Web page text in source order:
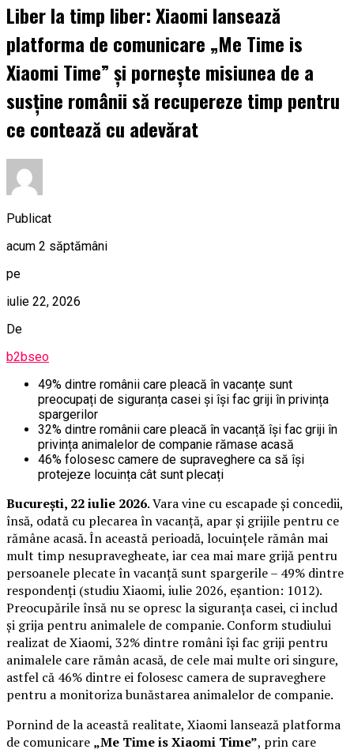
Liber la timp liber: Xiaomi lansează
platforma de comunicare „Me Time is
Xiaomi Time” și pornește misiunea de a
susține românii să recupereze timp pentru
ce contează cu adevărat
Publicat
acum 2 săptămâni
pe
iulie 22, 2026
De
b2bseo
49% dintre românii care pleacă în vacanțe sunt
preocupați de siguranța casei și își fac griji în privința
spargerilor
32% dintre românii care pleacă în vacanță își fac griji în
privința animalelor de companie rămase acasă
46% folosesc camere de supraveghere ca să își
protejeze locuința cât sunt plecați
București, 22 iulie 2026. Vara vine cu escapade și concedii,
însă, odată cu plecarea în vacanță, apar și grijile pentru ce
rămâne acasă. În această perioadă, locuințele rămân mai
mult timp nesupravegheate, iar cea mai mare grijă pentru
persoanele plecate în vacanță sunt spargerile – 49% dintre
respondenți (studiu Xiaomi, iulie 2026, eșantion: 1012).
Preocupările însă nu se opresc la siguranța casei, ci includ
și grija pentru animalele de companie. Conform studiului
realizat de Xiaomi, 32% dintre români își fac griji pentru
animalele care rămân acasă, de cele mai multe ori singure,
astfel că 46% dintre ei folosesc camera de supraveghere
pentru a monitoriza bunăstarea animalelor de companie.
Pornind de la această realitate, Xiaomi lansează platforma
de comunicare „Me Time is Xiaomi Time”, prin care